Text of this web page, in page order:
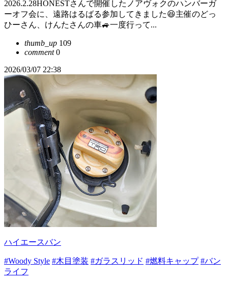
2026.2.28HONESTさんで開催したノアヴォクのハンバーガ
ーオフ会に、遠路はるばる参加してきました😆主催のどっ
ひーさん、けんたさんの車🚙一度行って...
thumb_up 109
comment0
2026/03/07 22:38
ハイエースバン
#Woody Style #木目塗装 #ガラスリッド #燃料キャップ #バン
ライフ